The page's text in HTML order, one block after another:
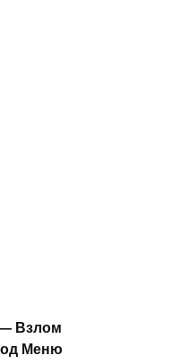
— Взлом
Меню